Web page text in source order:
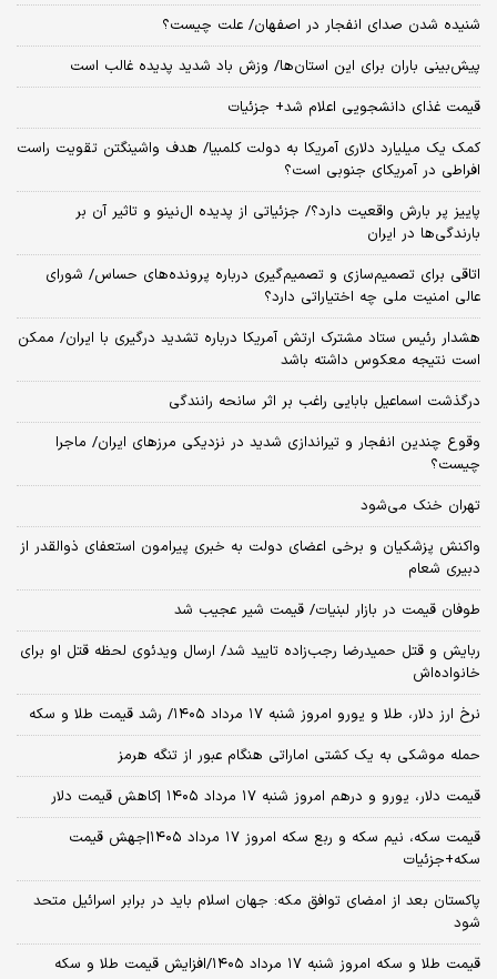
شنیده شدن صدای انفجار در اصفهان/ علت چیست؟
پیش‌بینی باران برای این استان‌ها/ وزش باد شدید پدیده غالب است
قیمت غذای دانشجویی اعلام شد+ جزئیات
کمک یک میلیارد دلاری آمریکا به دولت کلمبیا/ هدف واشینگتن تقویت راست
افراطی در آمریکای جنوبی است؟
پاییز پر بارش واقعیت دارد؟/ جزئیاتی از پدیده ال‌نینو و تاثیر آن بر
بارندگی‌ها در ایران
اتاقی برای تصمیم‌سازی و تصمیم‌گیری درباره پرونده‌های حساس/ شورای
عالی امنیت ملی چه اختیاراتی دارد؟
هشدار رئیس ستاد مشترک ارتش آمریکا درباره تشدید درگیری با ایران/ ممکن
است نتیجه معکوس داشته باشد
درگذشت اسماعیل بابایی راغب بر اثر سانحه رانندگی
وقوع چندین انفجار و تیراندازی شدید در نزدیکی مرز‌های ایران/ ماجرا
چیست؟
تهران خنک می‌شود
واکنش پزشکیان و برخی اعضای دولت به خبری پیرامون استعفای ذوالقدر از
دبیری شعام
طوفان قیمت در بازار لبنیات/ قیمت شیر عجیب شد
ربایش و قتل حمیدرضا رجب‌زاده تایید شد/ ارسال ویدئوی لحظه قتل او برای
خانواده‌اش
نرخ ارز دلار، طلا و یورو امروز شنبه ۱۷ مرداد ۱۴۰۵/ رشد قیمت طلا و سکه
حمله موشکی به یک کشتی اماراتی هنگام عبور از تنگه هرمز
قیمت دلار، یورو و درهم امروز شنبه ۱۷ مرداد ۱۴۰۵ |کاهش قیمت دلار
قیمت سکه، نیم سکه و ربع سکه امروز ۱۷ مرداد ۱۴۰۵|جهش قیمت
سکه+جزئیات
پاکستان بعد از امضای توافق مکه: جهان اسلام باید در برابر اسرائیل متحد
شود
قیمت طلا و سکه امروز شنبه ۱۷ مرداد ۱۴۰۵/افزایش قیمت طلا و سکه